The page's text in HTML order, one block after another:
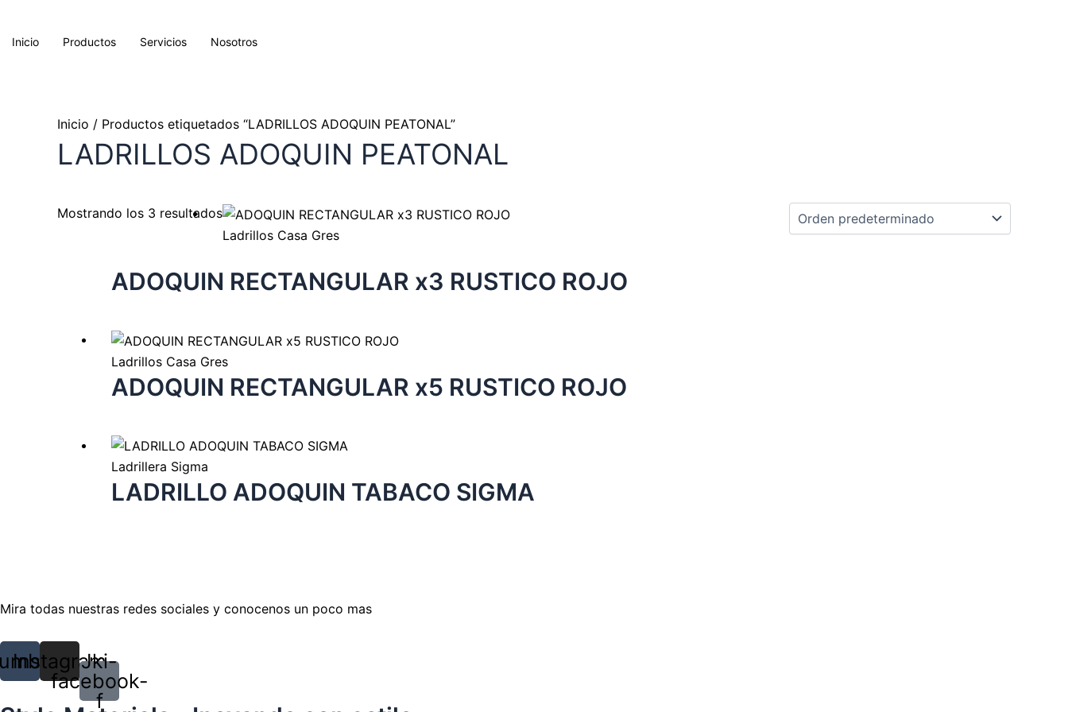
contenido
Inicio Productos Servicios Nosotros
Inicio / Productos etiquetados “LADRILLOS ADOQUIN PEATONAL”
LADRILLOS ADOQUIN PEATONAL
Mostrando los 3 resultados
Ladrillos Casa Gres
ADOQUIN RECTANGULAR x3 RUSTICO ROJO
Ladrillos Casa Gres
ADOQUIN RECTANGULAR x5 RUSTICO ROJO
Ladrillera Sigma
LADRILLO ADOQUIN TABACO SIGMA
Mira todas nuestras redes sociales y conocenos un poco mas
Instagram
Jki-
facebook-
f